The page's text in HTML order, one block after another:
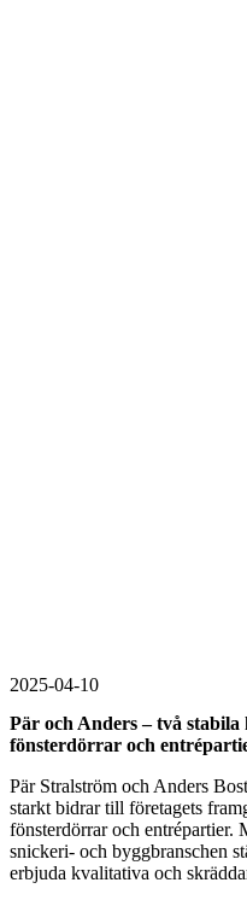
2025-04-10
Pär och Anders – två
fönsterdörrar och
Pär Stralström och Anders
starkt bidrar till företagets
fönsterdörrar och entrépartier.
snickeri- och byggbranschen
erbjuda kvalitativa och